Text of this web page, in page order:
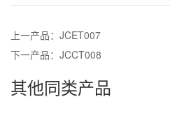
上一产品：JCET007
下一产品：JCCT008
其他同类产品